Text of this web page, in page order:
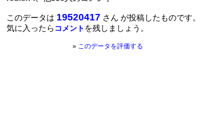
このデータは 19520417 さん が投稿したものです。
気に入ったら コメント を残しましょう。
» このデータを評価する